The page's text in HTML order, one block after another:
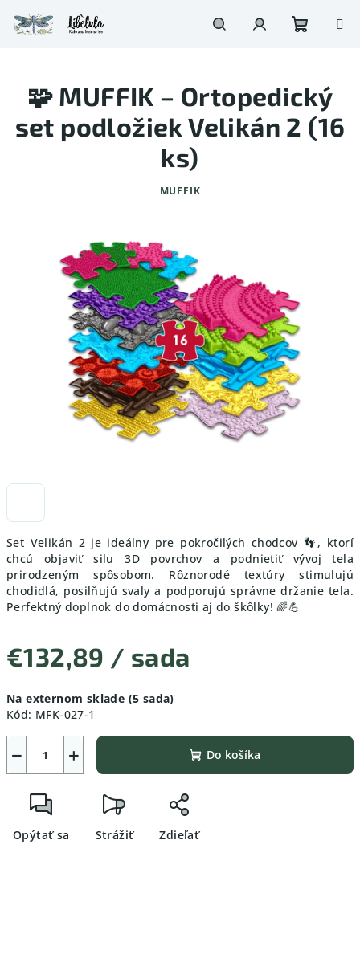
na
obsah
košík
Set Velikán 2 je ideálny pre pokročilých chodcov 👣, ktorí
chcú objaviť silu 3D povrchov a podnietiť vývoj tela
prirodzeným spôsobom. Rôznorodé textúry stimulujú
chodidlá, posilňujú svaly a podporujú správne držanie tela.
Perfektný doplnok do domácnosti aj do škôlky! 🌈💪
€132,89 / sada
cena:
Na externom sklade (5 sada)
Kód: MFK-027-1
+
− Do košíka
Opýtať sa Strážiť Zdieľať
🧩 MUFFIK – Ortopedický
set podložiek Velikán 2 (16
ks)
MUFFIK